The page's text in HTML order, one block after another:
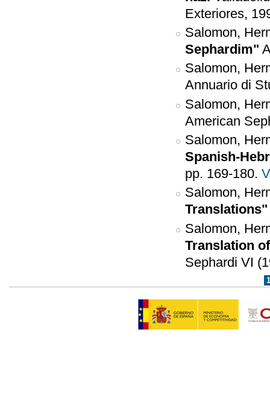
Exteriores,
Salomon,
Sephardim"
Salomon,
Annuario di
Salomon,
American
Salomon,
Spanish-
pp. 169-180.
Salomon,
Translations"
Salomon,
Translation
Sephardi VI
1